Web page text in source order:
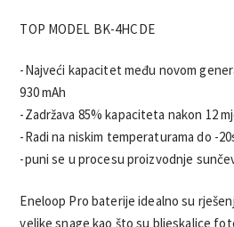
TOP MODEL BK-4HCDE
-Najveći kapacitet među novom
930 mAh
-Zadržava 85% kapaciteta nakon 12
-Radi na niskim temperaturama do -
-puni se u procesu proizvodnje
Eneloop Pro baterije idealno su
velike snage kao što su bljeskalice